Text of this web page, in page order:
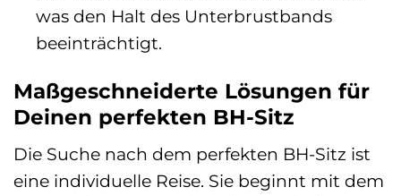
was den Halt des Unterbrustbands
beeinträchtigt.
Maßgeschneiderte Lösungen für
Deinen perfekten BH-Sitz
Die Suche nach dem perfekten BH-Sitz ist
eine individuelle Reise. Sie beginnt mit dem